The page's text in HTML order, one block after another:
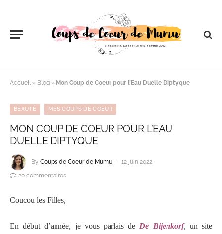
Accueil » Blog » Mon Coup de Coeur pour l’Eau Duelle Diptyque
BEAUTÉ MES COUPS DE COEUR
MON COUP DE COEUR POUR L’EAU
DUELLE DIPTYQUE
By Coups de Coeur de Mumu
12 juin 2022
20 commentaires
Coucou les Filles,
En début d’année, je vous parlais de De Bijenkorf, un site